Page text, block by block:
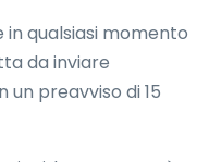
in qualsiasi momento
da inviare
un preavviso di 15